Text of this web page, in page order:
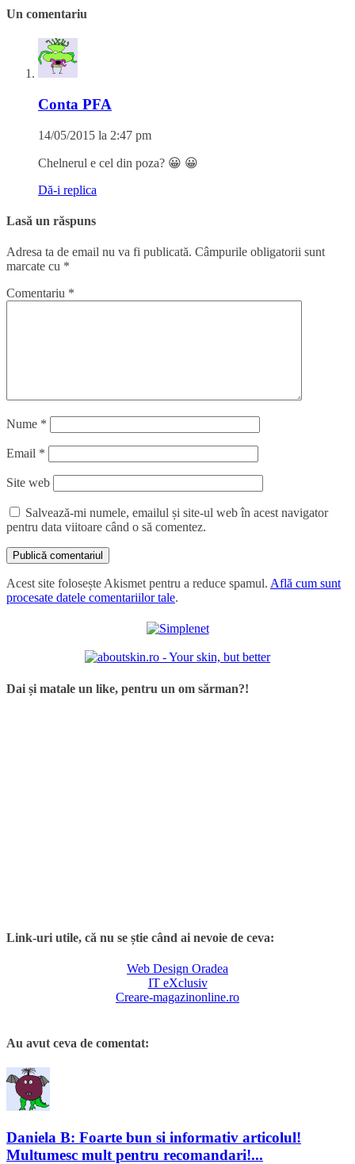
Un comentariu
Conta PFA
14/05/2015 la 2:47 pm
Chelnerul e cel din poza? 😀 😀
Dă-i replica
Lasă un răspuns
Adresa ta de email nu va fi publicată. Câmpurile obligatorii sunt
marcate cu *
Comentariu *
Nume *
Email *
Site web
Salvează-mi numele, emailul și site-ul web în acest navigator
pentru data viitoare când o să comentez.
Acest site folosește Akismet pentru a reduce spamul. Află cum sunt
procesate datele comentariilor tale.
Dai și matale un like, pentru un om sărman?!
Link-uri utile, că nu se știe când ai nevoie de ceva:
Web Design Oradea
IT eXclusiv
Creare-magazinonline.ro
Au avut ceva de comentat:
Daniela B: Foarte bun si informativ articolul!
Multumesc mult pentru recomandari!...